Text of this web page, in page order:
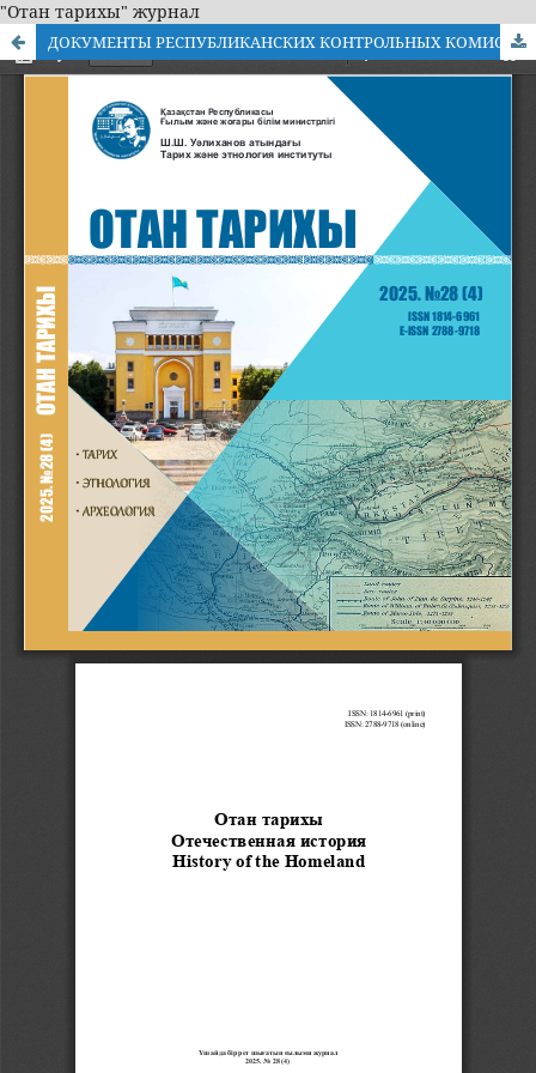
"Отан тарихы" журнал
ДОКУМЕНТЫ РЕСПУБЛИКАНСКИХ КОНТРОЛЬНЫХ КОМИССИЙ В КАЗАХСТАНЕ: ИСТОРИЧЕСКИЕ ИСТОЧНИКИ КАМПАНИЙ, ПРОВЕДЕННЫХ В 1925-1933 гг.